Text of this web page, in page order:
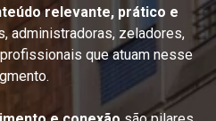
relevante, prático e
administradoras, zeladores,
que atuam nesse